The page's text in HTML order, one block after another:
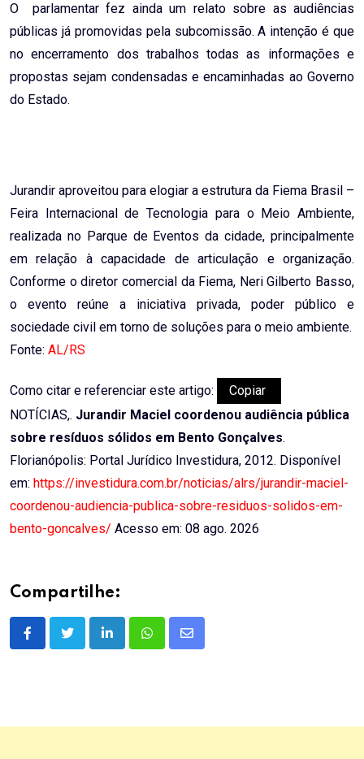
O parlamentar fez ainda um relato sobre as audiências
públicas já promovidas pela subcomissão. A intenção é que
no encerramento dos trabalhos todas as informações e
propostas sejam condensadas e encaminhadas ao Governo
do Estado.
Jurandir aproveitou para elogiar a estrutura da Fiema Brasil –
Feira Internacional de Tecnologia para o Meio Ambiente,
realizada no Parque de Eventos da cidade, principalmente
em relação à capacidade de articulação e organização.
Conforme o diretor comercial da Fiema, Neri Gilberto Basso,
o evento reúne a iniciativa privada, poder público e
sociedade civil em torno de soluções para o meio ambiente.
Fonte: AL/RS
Como citar e referenciar este artigo:
Copiar
NOTÍCIAS,. Jurandir Maciel coordenou audiência pública
sobre resíduos sólidos em Bento Gonçalves.
Florianópolis: Portal Jurídico Investidura, 2012. Disponível
em: https://investidura.com.br/noticias/alrs/jurandir-maciel-
coordenou-audiencia-publica-sobre-residuos-solidos-em-
bento-goncalves/ Acesso em: 08 ago. 2026
Compartilhe:
LinkedInWhatsappShare